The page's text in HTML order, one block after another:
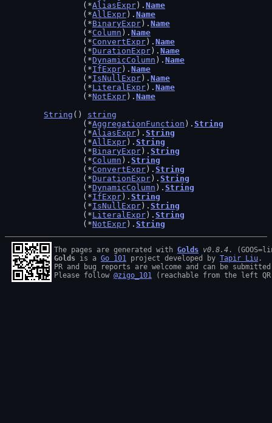
		(*
AliasExpr ). Name
		(*
AllExpr ). Name
		(*
BinaryExpr ). Name
		(*
Column ). Name
		(*
ConvertExpr ). Name
		(*
DurationExpr ). Name
		(*
DynamicColumn ). Name
		(*
IfExpr ). Name
		(*
IsNullExpr ). Name
		(*
LiteralExpr ). Name
		(*
NotExpr ). Name
String () string
		(*
AggregationFunction ). String
		(*
AliasExpr ). String
		(*
AllExpr ). String
		(*
BinaryExpr ). String
		(*
Column ). String
		(*
ConvertExpr ). String
		(*
DurationExpr ). String
		(*
DynamicColumn ). String
		(*
IfExpr ). String
		(*
IsNullExpr ). String
		(*
LiteralExpr ). String
		(*
NotExpr ). String
The pages are generated with Golds v0.8.4
Golds is a Go 101 project developed by Tapir Liu .
PR and bug reports are welcome and can be
Please follow @zigo_101 (reachable from the left